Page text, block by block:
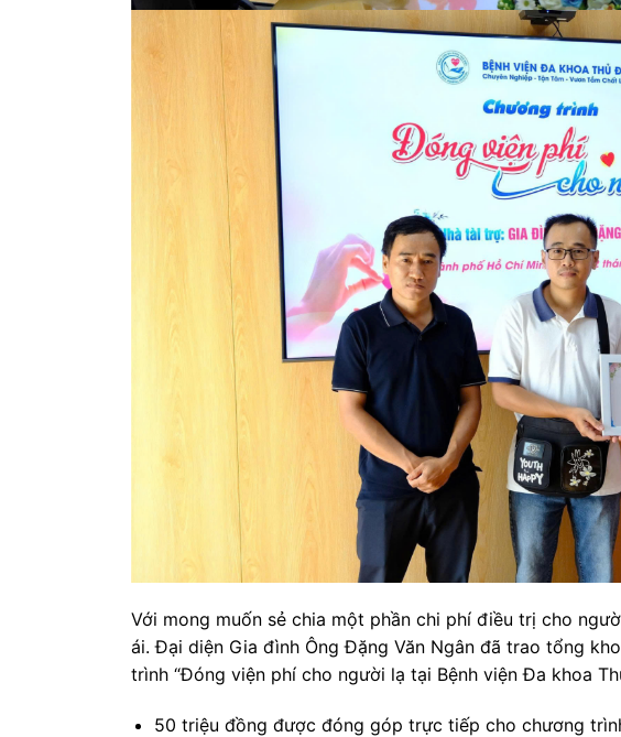
Với mong muốn sẻ chia một phần chi phí điều trị cho
ái. Đại diện Gia đình Ông Đặng Văn Ngân đã trao tổng
trình “Đóng viện phí cho người lạ tại Bệnh viện Đa khoa
50 triệu đồng được đóng góp trực tiếp cho chương